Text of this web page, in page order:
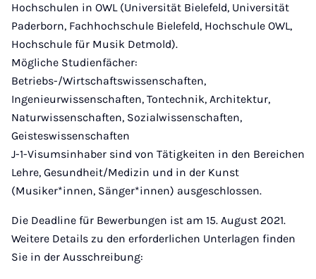
Hochschulen in OWL (Universität Bielefeld, Universität
Paderborn, Fachhochschule Bielefeld, Hochschule OWL,
Hochschule für Musik Detmold).
Mögliche Studienfächer:
Betriebs-/Wirtschaftswissenschaften,
Ingenieurwissenschaften, Tontechnik, Architektur,
Naturwissenschaften, Sozialwissenschaften,
Geisteswissenschaften
J-1-Visumsinhaber sind von Tätigkeiten in den Bereichen
Lehre, Gesundheit/Medizin und in der Kunst
(Musiker*innen, Sänger*innen) ausgeschlossen.
Die Deadline für Bewerbungen ist am 15. August 2021.
Weitere Details zu den erforderlichen Unterlagen finden
Sie in der Ausschreibung: